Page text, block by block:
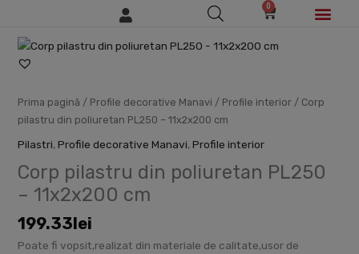
content
0
Cart
Prima pagină / Profile decorative Manavi / Profile interior / Corp
pilastru din poliuretan PL250 – 11x2x200 cm
Pilastri,Profile decorative Manavi,Profile interior
Corp pilastru din poliuretan PL250
– 11x2x200 cm
199.33 lei
Poate fi vopsit,realizat din materiale de calitate,usor de
Cantitate
Corp
din
poliuretan
-
11x2x200